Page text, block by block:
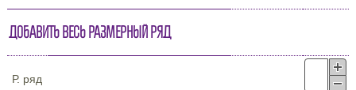
Добавить весь размерный ряд
Р. ряд